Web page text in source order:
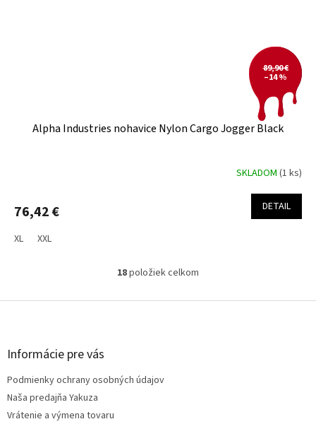
89,90 €
–14 %
Alpha Industries nohavice Nylon Cargo Jogger Black
SKLADOM (1 ks)
76,42 € DETAIL
XL XXL
O
l
e
18položiek celkom
Z
Informácie pre vás
Podmienky ochrany osobných údajov
Naša predajňa Yakuza
Vrátenie a výmena tovaru